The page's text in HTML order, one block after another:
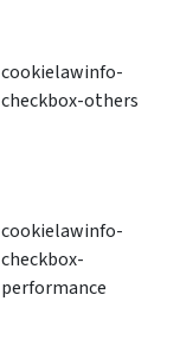
cookielawinfo-
checkbox-others
cookielawinfo-
checkbox-
performance